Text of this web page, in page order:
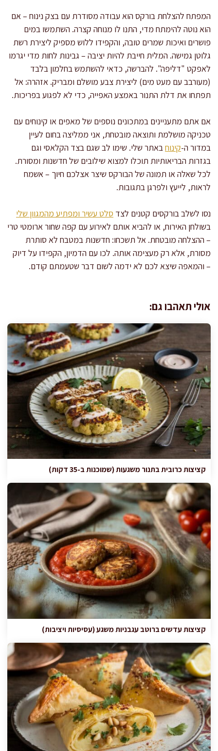
המפתח להצלחת בורקס הוא עבודה מסודרת עם בצק נינוח – אם
הוא נוטה להימתח מדי, התנו לו מנוחה קצרה. השתמשו במים
פושרים ואיכות שמרים טובה, והקפידו ללוש מספיק ליצירת רשת
גלוטן גמישה. המלית חייבת להיות יציבה – גבינות לחות מדי יגרמו
לאפקט "דליפה". להברשה, כדאי להשתמש בחלמון בלבד
(מעורבב עם מעט מים) ליצירת צבע מושלם ומבריק. אזהרה: אל
תפתחו את דלת התנור באמצע האפייה, כדי לא לפגוע בפריכות.
אם אתם מתעניינים במתכונים נוספים של מאפים או קינוחים עם
טכניקה מושלמת ותוצאה מובטחת, אני ממליצה בחום לעיין
במדור ה-קינוח באתר שלי. שימו לב שגם בצד הקלאסי וגם
בגזרות הבריאותיות תוכלו למצוא שילובים של חדשנות ומסורת.
לכל שאלה או תמונה של הבורקס שיצר אצלכם חיוך – אשמח
לראות, לייעץ ולפרגן בתגובות.
נסו לשלב בורקסים קטנים לצד סלט עשיר ומפתיע מהמגוון שלי
בשולחן האירוח, או להביא אותם לאירוע עם קפה שחור ארומטי טרי
– ההצלחה מובטחת. אל תשכחו: חדשנות במטבח לא סותרת
מסורת, אלא רק מעצימה אותה. לכו עם הדמיון, הקפידו על דיוק
– והמאפה שיצא לכם לא ידמה לשום דבר שטעמתם קודם.
אולי תאהבו גם:
קציצות כרובית בתנור משגעות (שמוכנות ב-35 דקות)
קציצות עדשים ברוטב עגבניות משגע (עסיסיות ויציבות)